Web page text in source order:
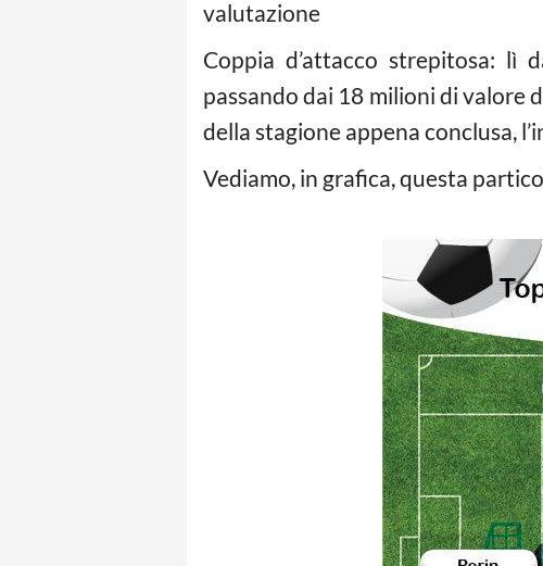
valutazione
Coppia d’attacco strepitosa: lì
passando dai 18 milioni di valore
della stagione appena conclusa,
Vediamo, in grafica, questa